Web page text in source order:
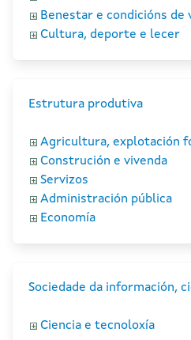
Benestar e condicións de
Cultura, deporte e lecer
Estrutura produtiva
Agricultura, explotación
Construción e vivenda
Servizos
Administración pública
Economía
Sociedade da información,
Ciencia e tecnoloxía